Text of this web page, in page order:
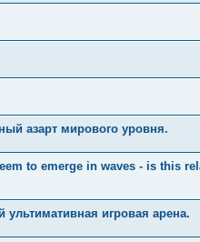
азарт мирового уровня.
to emerge in waves - is this
игровая арена.